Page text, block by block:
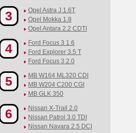
3
Opel Astra J 1.6T
Opel Mokka 1.8
Opel Antara 2.2 CDTI
4
Ford Focus 3 1.6
Ford Explorer 3.5 T
Ford Focus 3 2.0
5
MB W164 ML320 CDI
MB W204 C200 CGI
MB GLK 350
6
Nissan X-Trail 2.0
Nissan Patrol 3.0 TDI
Nissan Navara 2.5 DCI